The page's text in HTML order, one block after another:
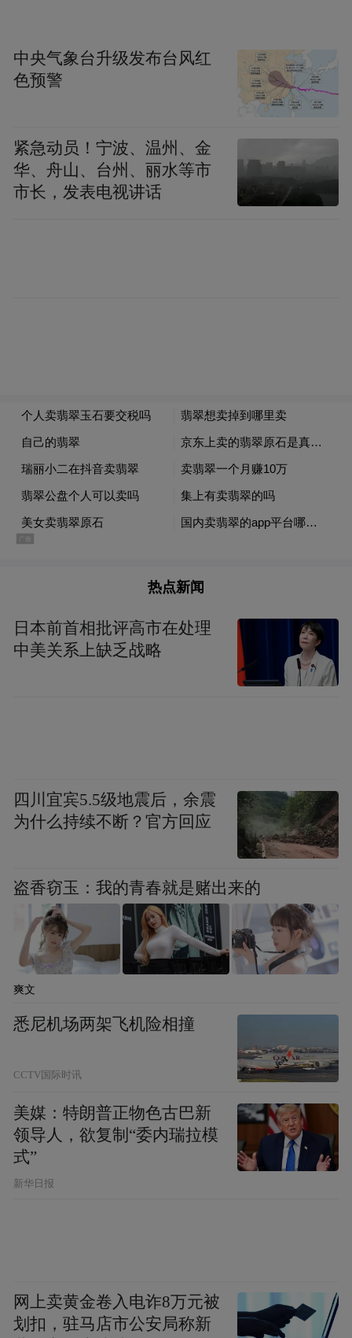
品牌推广力度不断加大。2025世界旅游小姐
中国年度冠军总决赛在淮南成功举办，与央
焦寿县古城墙，“淮南·春申号”旅游专列开通
运行，有效提升了城市知名度和美誉度。
型新画卷，为推动资源型城市高质量发展提
来源：新华网
布，本平台仅提供信息存储空间服务。
pictures and audios if any) is uploaded and posted
by the user of Dafeng Hao, which is a social media
platform and merely provides information storage
中央气象台升级发布台风红
色预警
紧急动员！宁波、温州、金
华、舟山、台州、丽水等市
市长，发表电视讲话
热点新闻
日本前首相批评高市在处理
中美关系上缺乏战略
四川宜宾5.5级地震后，余震
为什么持续不断？官方回应
盗香窃玉：我的青春就是赌出来的
爽文
悉尼机场两架飞机险相撞
CCTV国际时讯
美媒：特朗普正物色古巴新
领导人，欲复制“委内瑞拉模
式”
新华日报
网上卖黄金卷入电诈8万元被
划扣，驻马店市公安局称新